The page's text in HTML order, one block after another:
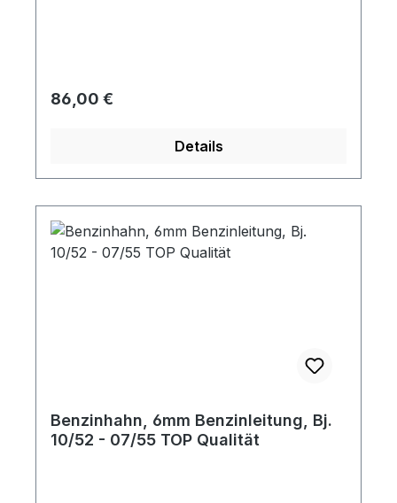
Regulärer Preis:
86,00 €
Details
Benzinhahn, 6mm Benzinleitung, Bj.
10/52 - 07/55 TOP Qualität